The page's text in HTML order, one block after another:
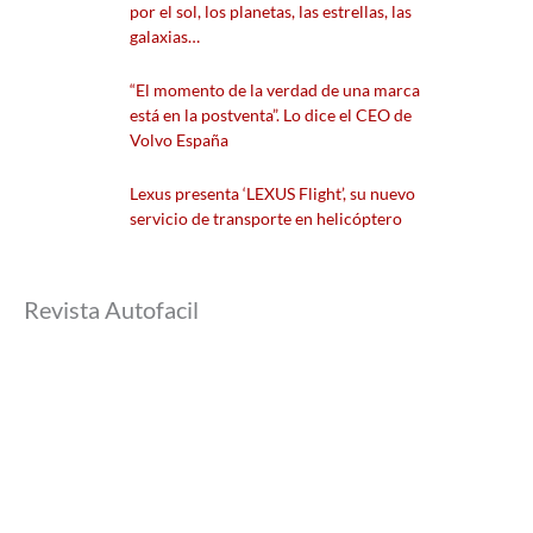
por el sol, los planetas, las estrellas, las
galaxias…
“El momento de la verdad de una marca
está en la postventa”. Lo dice el CEO de
Volvo España
Lexus presenta ‘LEXUS Flight’, su nuevo
servicio de transporte en helicóptero
Revista Autofacil